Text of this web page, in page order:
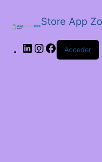
Store App
LinkedInInstagram
Facebook
Acceder